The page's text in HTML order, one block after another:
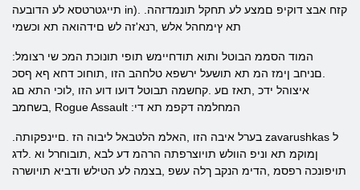
תייגטרטסא לע הדובעה in). .קזח אבצ דוקיפ םמצע לע תחקל תונמדזהה
תא ץימחהל אלש ,רנא'זה לש םידהואה תא וכשמי
:המוד הסממ הבוטל ותוא תודחיימש תופי תונוכת המכ שי רצומל
.םניחב ןימז המ תא תושעל ירשפא טלחהב הזו ,תוחוכ דחא ףא ףסכ
איצוהל ידכ ,תאז םע .קחשמה תבוטל דועו דוע הזו ,לוכי התא םג
,בשחמב Rogue Assault :המחלמה דקפמ תא די
ןמוקמ תא וניפ הוולש תויוצרפתה הרהמ דע לבא ,תובוחרל וא .לדג
תויפונכה רפסמ ,הדימ הנקב ךלה עשפ ,בצמה לע הטילש ודביא תויושרה